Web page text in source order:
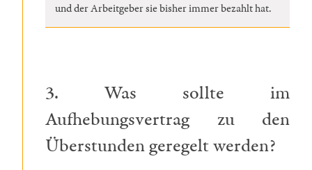
und der Arbeitgeber sie bisher immer bezahlt hat.
3. Was sollte im
Aufhebungsvertrag zu den
Überstunden geregelt werden?